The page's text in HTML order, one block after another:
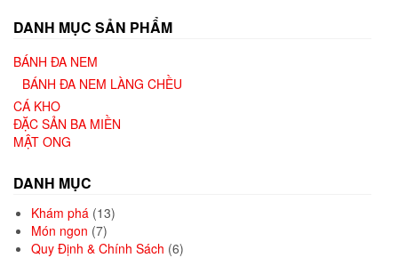
DANH MỤC SẢN PHẨM
BÁNH ĐA NEM
BÁNH ĐA NEM LÀNG CHỀU
CÁ KHO
ĐẶC SẢN BA MIỀN
MẬT ONG
DANH MỤC
Khám phá (13)
Món ngon (7)
Quy Định & Chính Sách (6)